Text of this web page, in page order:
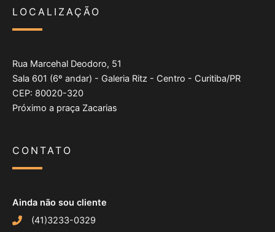
LOCALIZAÇÃO
Rua Marcehal Deodoro, 51
Sala 601 (6º andar) - Galeria Ritz - Centro - Curitiba/PR
CEP: 80020-320
Próximo a praça Zacarias
CONTATO
Ainda não sou cliente
(41)3233-0329